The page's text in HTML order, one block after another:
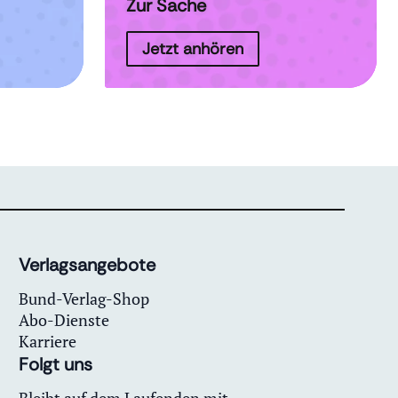
Zur Sache
Jetzt anhören
Verlagsangebote
Bund-Verlag-Shop
Abo-Dienste
Karriere
Folgt uns